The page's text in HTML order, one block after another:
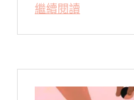
卻演變成兩敗俱傷
繼續閱讀